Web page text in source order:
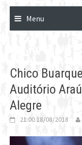
Menu
Chico
Auditório
Alegre
21:00 18/08/2018